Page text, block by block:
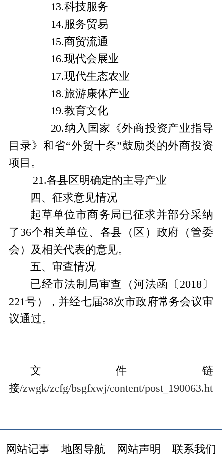
13.科技服务
14.服务贸易
15.商贸流通
16.现代会展业
17.现代生态农业
18.旅游康体产业
19.教育文化
20.纳入国家《外商投资产业指导
目录》和省“外贸十条”鼓励类的外商投资
项目。
21.各县区明确定的主导产业
四、 征求意见情况
起草单位市商务局已征求并部分采纳
了 36个相关单位、各县（区）政府（管委
会）及相关代表的意见。
五、审查情况
已经市法制局审查（河法函〔 2018〕
221号），并经七届38次市政府常务会议审
议通过。
文件链
接/zwgk/zcfg/bsgfxwj/content/
网站记事 地图导航 网站声明 联系我们